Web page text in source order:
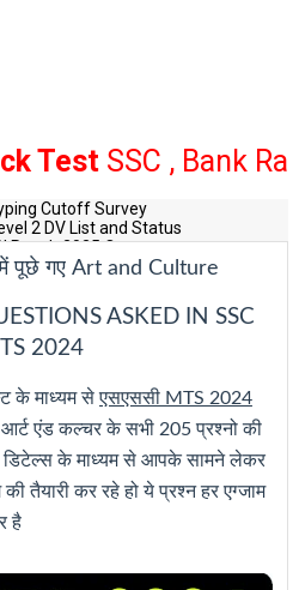
, Bank Railway
Cutoff Survey
2 DV List and Status
Result 2025 Out
Syllabus and Exam Dates
Recruitment 2025: Post Increase
पूछे गए Art and Culture
ASKED IN SSC
2024
के माध्यम सेएसएससी MTS 2024
आर्ट एंड कल्चर के सभी 205 प्रश्नो की
डिटेल्स के माध्यम से आपके सामने लेकर
तैयारी कर रहे हो ये प्रश्न हर एग्जाम
है